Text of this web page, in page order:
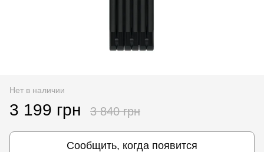
Нет в наличии
3 199 грн 3 840 грн
Сообщить, когда появится